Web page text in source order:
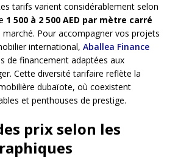
tarifs varient considérablement selon
1 500 à 2 500 AED par mètre carré
Pour accompagner vos projets
international, Aballea Finance
de financement adaptées aux
Cette diversité tarifaire reflète la
dubaïote, où coexistent
et penthouses de prestige.
prix selon les